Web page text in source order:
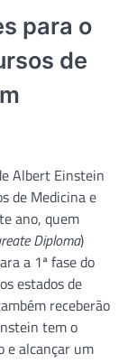
para o
de
Albert Einstein
de Medicina e
ano, quem
Diploma)
a 1ª fase do
estados de
receberão
tem o
e alcançar um